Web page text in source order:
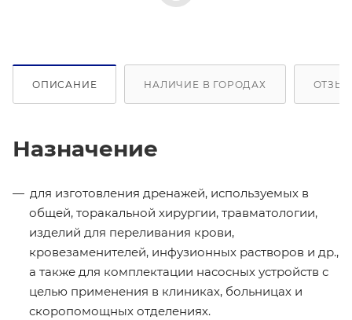
ОПИСАНИЕ НАЛИЧИЕ В ГОРОДАХ
Назначение
для изготовления дренажей, используемых в
общей, торакальной хирургии, травматологии,
изделий для переливания крови,
кровезаменителей, инфузионных растворов и др.,
а также для комплектации насосных устройств с
целью применения в клиниках, больницах и
скоропомощных отделениях.